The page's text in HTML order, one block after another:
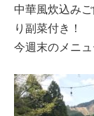
中華風炊込み
り副菜付き！
今週末のメニ